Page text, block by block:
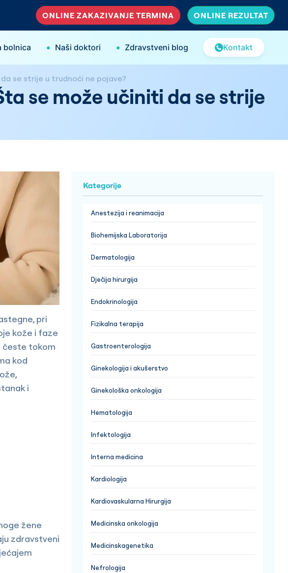
ONLINE ZAKAZIVANJE TERMINA ONLINE REZULTAT
bolnica • Naši doktori • Zdravstveni blog Kontakt
se strije u trudnoći ne pojave?
se može učiniti da se strije
pri
kože i faze
česte tokom
kod
i
žene
zdravstveni
Kategorije
Anestezija i reanimacija
Biohemijska Laboratorija
Dermatologija
Dječija hirurgija
Endokrinologija
Fizikalna terapija
Gastroenterologija
Ginekologija i akušerstvo
Ginekološka onkologija
Hematologija
Infektologija
Interna medicina
Kardiologija
Kardiovaskularna Hirurgija
Medicinska onkologija
Medicinskagenetika
Nefrologija